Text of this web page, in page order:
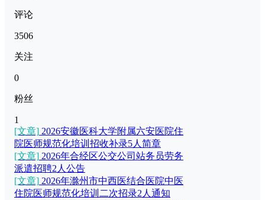
评论
3506
关注
0
粉丝
1
[文章] 2026安徽医科大学附属六安医院住
院医师规范化培训招收补录5人简章
[文章] 2026年合经区公交公司站务员劳务
派遣招聘2人公告
[文章] 2026年滁州市中西医结合医院中医
住院医师规范化培训二次招录2人通知